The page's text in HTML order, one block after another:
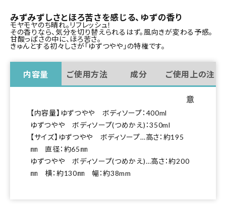
みずみずしさとほろ苦さを感じる、ゆずの香り
モヤモヤのち晴れ。リフレッシュ！
その香りなら、気分を切り替えられるはず。風向きが変わる予感。
甘酸っぱさの中に、ほろ苦さ。
きゅんとする初々しさが「ゆずつやや」の特権です。
内容量 ご使用方法 成分 ご使用上の注
意
【内容量】ゆずつやや ボディソープ：400ml
ゆずつやや ボディソープ(つめかえ)：350ml
【サイズ】ゆずつやや ボディソープ…高さ：約195
㎜ 直径：約65㎜
ゆずつやや ボディソープ(つめかえ)…高さ：約200
㎜ 横：約130㎜ 幅：約38mm